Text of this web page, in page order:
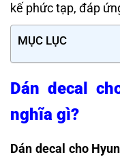
kế phức tạp, đáp
MỤC LỤC
Dán decal
nghĩa gì?
Dán decal cho